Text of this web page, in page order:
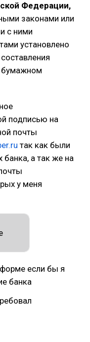
Федерации,
законами или
с ними
установлено
бумажном
подписью на
почты
так как были
банка, а так же на
у меня
форме если бы я
банка